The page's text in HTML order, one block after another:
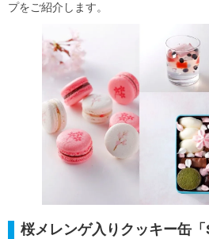
プをご紹介します。
桜メレンゲ入りクッキー缶